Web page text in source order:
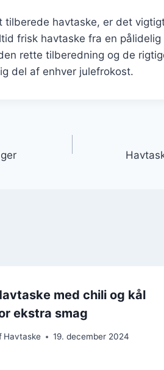
havtaske, er det
frisk havtaske fra en
rette tilberedning og de
del af enhver julefrokost.
med chili og kål
ekstra smag
Havtaske 19. december 2024